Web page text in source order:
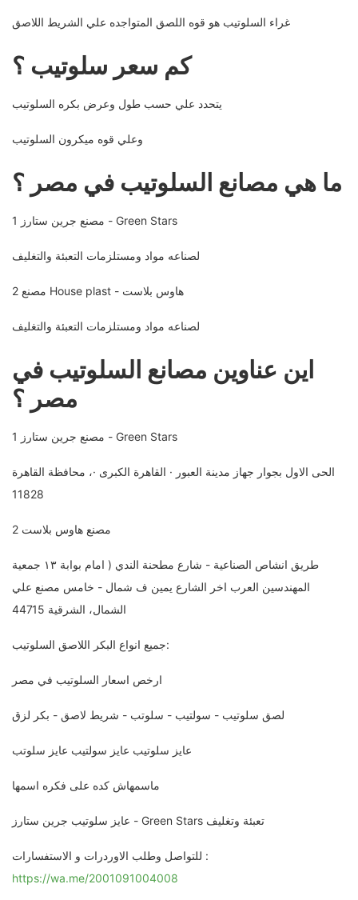
غراء السلوتيب هو قوه اللصق المتواجده علي الشريط اللاصق
كم سعر سلوتيب ؟
يتحدد علي حسب طول وعرض بكره السلوتيب
وعلي قوه ميكرون السلوتيب
ما هي مصانع السلوتيب في مصر ؟
1 مصنع جرين ستارز - Green Stars
لصناعه مواد ومستلزمات التعبئة والتغليف
2 مصنع House plast - هاوس بلاست
لصناعه مواد ومستلزمات التعبئة والتغليف
اين عناوين مصانع السلوتيب في
مصر ؟
1 مصنع جرين ستارز - Green Stars
الحى الاول بجوار جهاز مدينة العبور · القاهرة الكبرى ·، محافظة القاهرة‬
11828
2 مصنع هاوس بلاست
طريق انشاص الصناعية - شارع مطحنة الندي ( امام بوابة ١٣ جمعية
المهندسين العرب اخر الشارع يمين ف شمال - خامس مصنع علي
الشمال، الشرقية 44715
جميع انواع البكر اللاصق السلوتيب:
ارخص اسعار السلوتيب في مصر
لصق سلوتيب - سولتيب - سلوتب - شريط لاصق - بكر لزق
عايز سلوتيب عايز سولتيب عايز سلوتب
ماسمهاش كده على فكره اسمها
عايز سلوتيب جرين ستارز - Green Stars تعبئة وتغليف
للتواصل وطلب الاوردرات و الاستفسارات :
https://wa.me/2001091004008